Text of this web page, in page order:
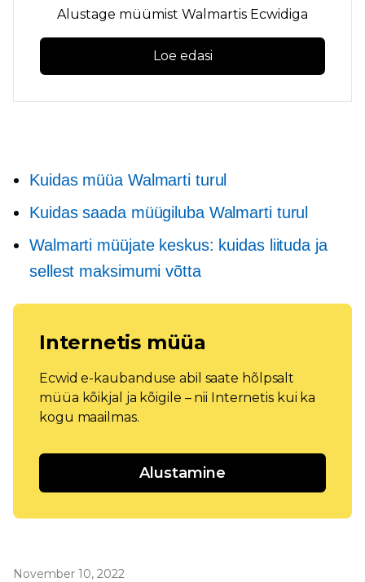
Alustage müümist Walmartis Ecwidiga
Loe edasi
Kuidas müüa Walmarti turul
Kuidas saada müügiluba Walmarti turul
Walmarti müüjate keskus: kuidas liituda ja
sellest maksimumi võtta
Internetis müüa
Ecwid e-kaubanduse abil saate hõlpsalt
müüa kõikjal ja kõigile – nii Internetis kui ka
kogu maailmas.
Alustamine
November 10, 2022